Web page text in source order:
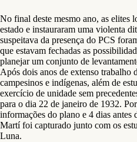
No final deste mesmo ano, as elites
estado e instauraram uma violenta
suspeitava da presença do PCS
que estavam fechadas as
planejar um conjunto de
Após dois anos de extenso trabalho
campesinos e indígenas, além de
exercício de unidade sem
para o dia 22 de janeiro de 1932.
informações do plano e 4 dias antes
Martí foi capturado junto com os
Luna.